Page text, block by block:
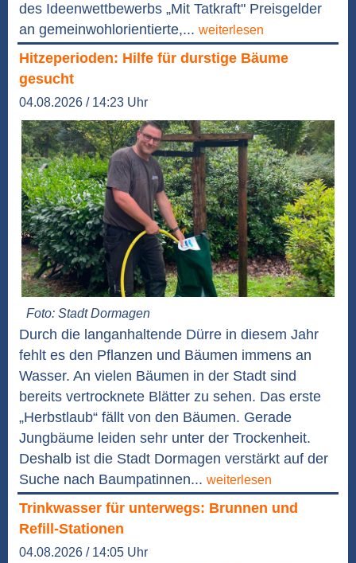
des Ideenwettbewerbs „Mit Tatkraft" Preisgelder
an gemeinwohlorientierte,... weiterlesen
Hitzeperioden: Hilfe für durstige Bäume
gesucht
04.08.2026 / 14:23 Uhr
Foto: Stadt Dormagen
Durch die langanhaltende Dürre in diesem Jahr
fehlt es den Pflanzen und Bäumen immens an
Wasser. An vielen Bäumen in der Stadt sind
bereits vertrocknete Blätter zu sehen. Das erste
„Herbstlaub“ fällt von den Bäumen. Gerade
Jungbäume leiden sehr unter der Trockenheit.
Deshalb ist die Stadt Dormagen verstärkt auf der
Suche nach Baumpatinnen... weiterlesen
Trinkwasser für unterwegs: Brunnen und
Refill-Stationen
04.08.2026 / 14:05 Uhr